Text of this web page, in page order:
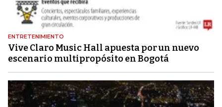
ENTRETENIMIENTO
Vive Claro Music Hall apuesta por un nuevo
escenario multipropósito en Bogotá